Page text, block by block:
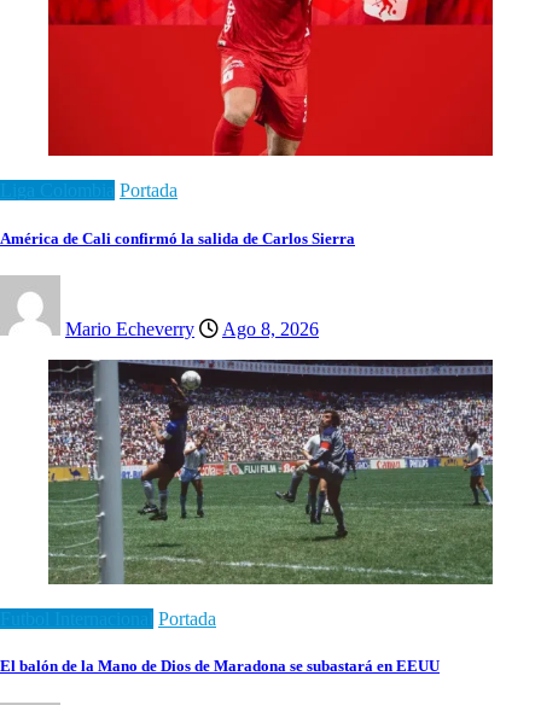
Portada
América de Cali confirmó la salida de Carlos Sierra
Mario Echeverry Ago 8, 2026
Portada
El balón de la Mano de Dios de Maradona se subastará en EEUU